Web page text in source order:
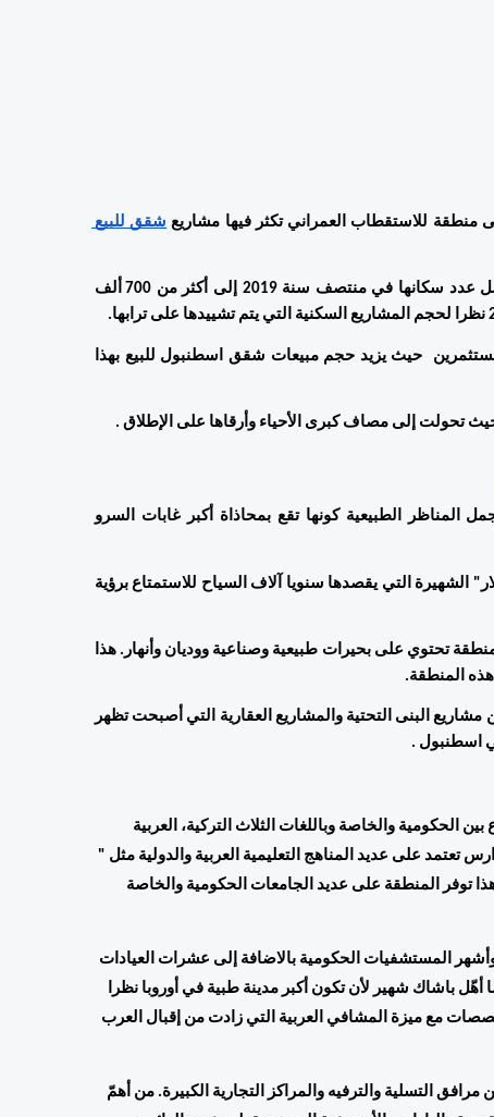
للاستقطاب العمراني تكثر فيها مشاريع
تحولت إلى مصاف كبرى الأحياء وأرقاها على الإطلاق .
المنطقة.
اسطنبول .